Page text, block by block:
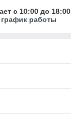
с 10:00 до 18:00
график работы